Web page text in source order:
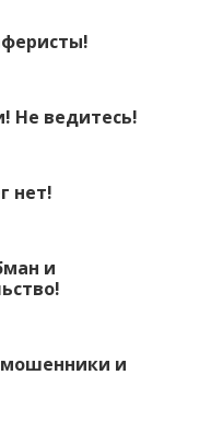
Не ведитесь!
нет!
и
и